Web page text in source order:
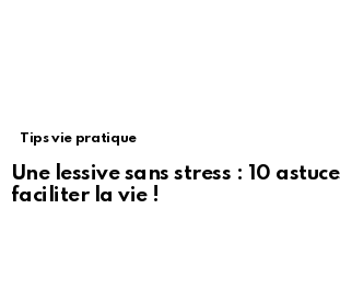
Tips vie pratique
Une lessive sans stress : 10
faciliter la vie !